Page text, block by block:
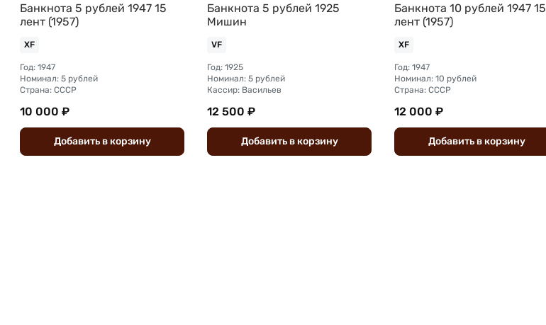
Банкнота 5 рублей 1947 15
лент (1957)
XF
Год: 1947
Номинал: 5 рублей
Страна: СССР
10 000 ₽
Добавить вкорзину
Банкнота 5 рублей 1925
Мишин
VF
Год: 1925
Номинал: 5 рублей
Кассир: Васильев
12 500 ₽
Добавить вкорзину
Банкнота 10 рублей 1947 15
лент (1957)
XF
Год: 1947
Номинал: 10 рублей
Страна: СССР
12 000 ₽
Добавить вкорзину